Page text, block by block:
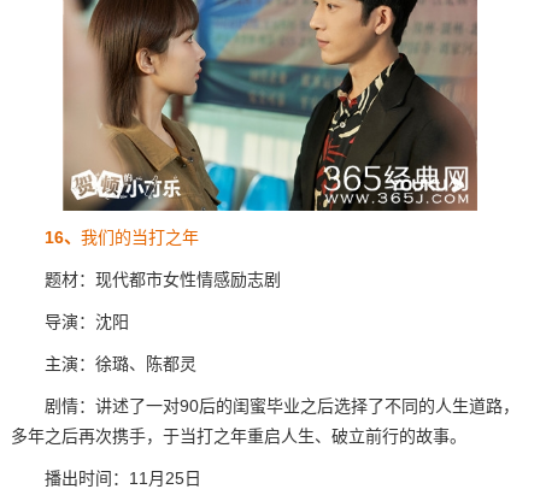
16、 我们的当打之年
题材：现代都市女性情感励志剧
导演：沈阳
主演：徐璐、陈都灵
剧情：讲述了一对90后的闺蜜毕业之后选择了不同的人生道路，
多年之后再次携手，于当打之年重启人生、破立前行的故事。
播出时间：11月25日